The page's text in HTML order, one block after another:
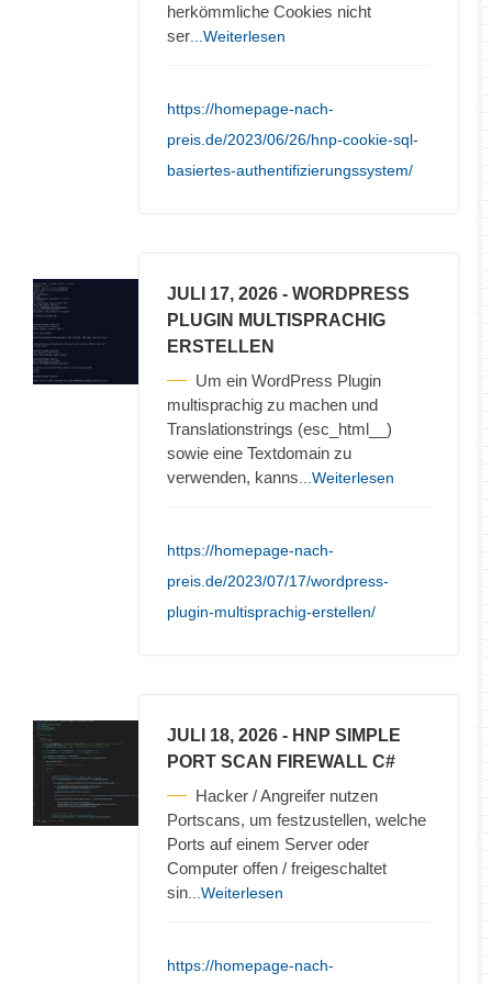
herkömmliche Cookies nicht
ser ...Weiterlesen
https://homepage-nach-
preis.de/2023/06/26/hnp-cookie-sql-
basiertes-authentifizierungssystem/
JULI 17, 2026 - WORDPRESS
PLUGIN MULTISPRACHIG
ERSTELLEN
Um ein WordPress Plugin
multisprachig zu machen und
Translationstrings (esc_html__)
sowie eine Textdomain zu
verwenden, kanns ...Weiterlesen
https://homepage-nach-
preis.de/2023/07/17/wordpress-
plugin-multisprachig-erstellen/
JULI 18, 2026 - HNP SIMPLE
PORT SCAN FIREWALL C#
Hacker / Angreifer nutzen
Portscans, um festzustellen, welche
Ports auf einem Server oder
Computer offen / freigeschaltet
sin ...Weiterlesen
https://homepage-nach-